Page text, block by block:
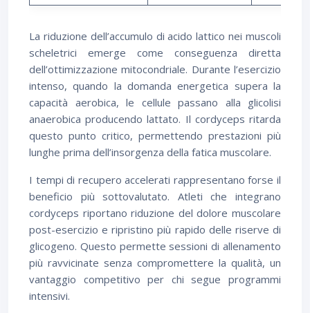
La riduzione dell’accumulo di acido lattico nei muscoli
scheletrici emerge come conseguenza diretta
dell’ottimizzazione mitocondriale. Durante l’esercizio
intenso, quando la domanda energetica supera la
capacità aerobica, le cellule passano alla glicolisi
anaerobica producendo lattato. Il cordyceps ritarda
questo punto critico, permettendo prestazioni più
lunghe prima dell’insorgenza della fatica muscolare.
I tempi di recupero accelerati rappresentano forse il
beneficio più sottovalutato. Atleti che integrano
cordyceps riportano riduzione del dolore muscolare
post-esercizio e ripristino più rapido delle riserve di
glicogeno. Questo permette sessioni di allenamento
più ravvicinate senza compromettere la qualità, un
vantaggio competitivo per chi segue programmi
intensivi.